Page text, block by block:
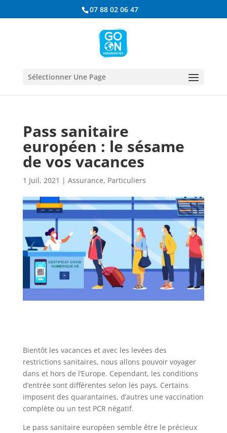
07 88 02 06 47
Sélectionner Une Page
Pass sanitaire
européen : le sésame
de vos vacances
1 Juil, 2021 | Assurance, Particuliers
Bientôt les vacances et avec les levées des
restrictions sanitaires, nous allons pouvoir voyager
dans et hors de l’Europe. Cependant, les conditions
d’entrée sont différentes selon les pays. Certains
imposent des quarantaines, d’autres une vaccination
complète ou un test PCR négatif.
Le pass sanitaire européen semble être le précieux